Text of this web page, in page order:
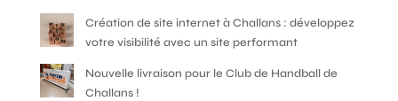
Création de site internet à Challans : développez
votre visibilité avec un site performant
Nouvelle livraison pour le Club de Handball de
Challans !